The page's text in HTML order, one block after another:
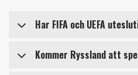
Har FIFA och UEFA
Ja det stämmer, för tillfället är
Kommer Ryssland att